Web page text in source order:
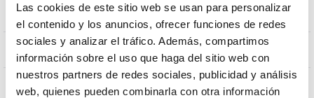
Las cookies de este sitio web se usan para personalizar
el contenido y los anuncios, ofrecer funciones de redes
sociales y analizar el tráfico. Además, compartimos
información sobre el uso que haga del sitio web con
nuestros partners de redes sociales, publicidad y análisis
web, quienes pueden combinarla con otra información
Empalmable NO
Iluminación Directa